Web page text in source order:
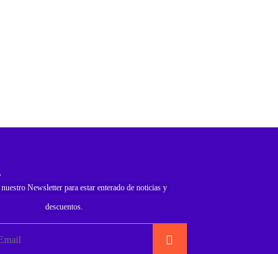
Newsletter para estar enterado de noticias y
descuentos.